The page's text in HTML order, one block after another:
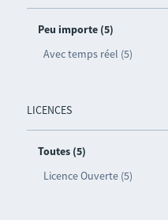
Peu importe (5)
Avec temps réel (5)
LICENCES
Toutes (5)
Licence Ouverte (5)